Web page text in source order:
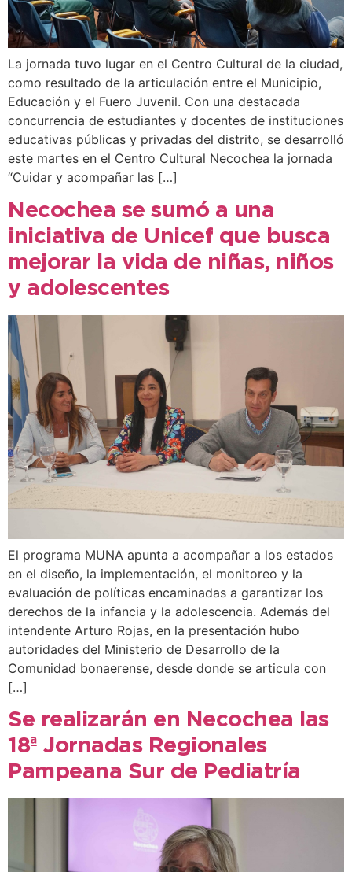
La jornada tuvo lugar en el Centro Cultural de la ciudad,
como resultado de la articulación entre el Municipio,
Educación y el Fuero Juvenil. Con una destacada
concurrencia de estudiantes y docentes de instituciones
educativas públicas y privadas del distrito, se desarrolló
este martes en el Centro Cultural Necochea la jornada
“Cuidar y acompañar las […]
Necochea se sumó a una
iniciativa de Unicef que busca
mejorar la vida de niñas, niños
y adolescentes
El programa MUNA apunta a acompañar a los estados
en el diseño, la implementación, el monitoreo y la
evaluación de políticas encaminadas a garantizar los
derechos de la infancia y la adolescencia. Además del
intendente Arturo Rojas, en la presentación hubo
autoridades del Ministerio de Desarrollo de la
Comunidad bonaerense, desde donde se articula con
[…]
Se realizarán en Necochea las
18ª Jornadas Regionales
Pampeana Sur de Pediatría